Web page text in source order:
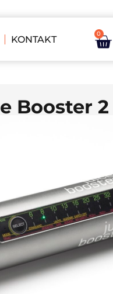
KONTAKT
0
Booster
bez DPH)
u dodávateľa
PRIDAŤ DO